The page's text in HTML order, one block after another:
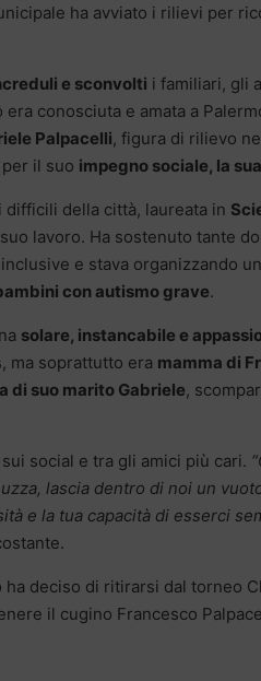
ha avviato i rilievi per
e sconvolti i familiari, gli
conosciuta e amata a
Palpacelli, figura di rilievo
il suo impegno sociale, la
difficili della città, laureata in
lavoro. Ha sostenuto tante
e stava organizzando
con autismo grave.
solare, instancabile e
ma soprattutto era mamma di
di suo marito Gabriele,
social e tra gli amici più cari.
lascia dentro di noi un
e la tua capacità di esserci
deciso di ritirarsi dal torneo
il cugino Francesco